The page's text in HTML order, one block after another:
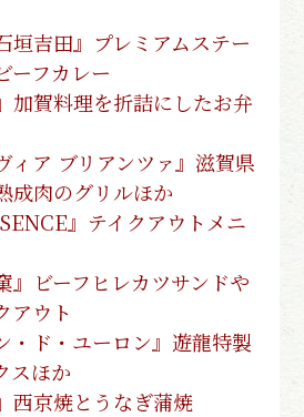
垣吉田』プレミアムステー
ーフカレー
加賀料理を折詰にしたお弁
ィア ブリアンツァ』滋賀県
成肉のグリルほか
』テイクアウトメニ
』ビーフヒレカツサンドや
アウト
・ド・ユーロン』遊龍特製
スほか
西京焼とうなぎ蒲焼